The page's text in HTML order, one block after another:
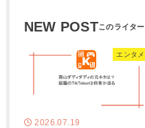
NEW POST
エンタメ
2026.07.19